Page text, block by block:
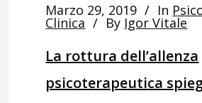
Marzo 29, 2019 In
Clinica By Igor Vitale
La rottura dell’allenza
psicoterapeutica